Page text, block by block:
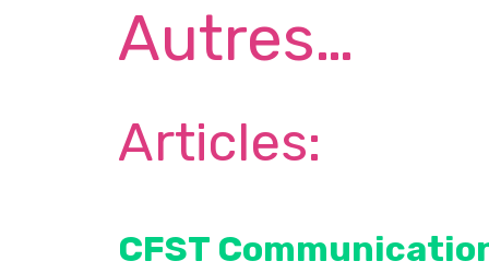
Autres…
Articles:
CFST